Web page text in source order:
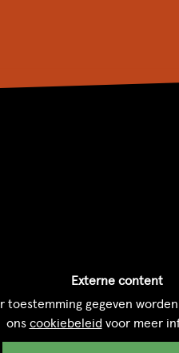
Externe content
gegeven
onscookiebeleid voor meer